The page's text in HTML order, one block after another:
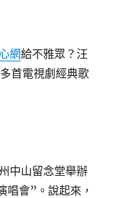
網給不雅眾？汪
首電視劇經典歌
山留念堂舉辦
會”。說起來，